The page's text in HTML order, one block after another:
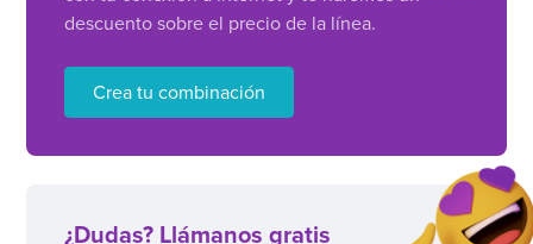
descuento sobre el precio de la línea.
Crea tu combinación
¿Dudas? Llámanos gratis